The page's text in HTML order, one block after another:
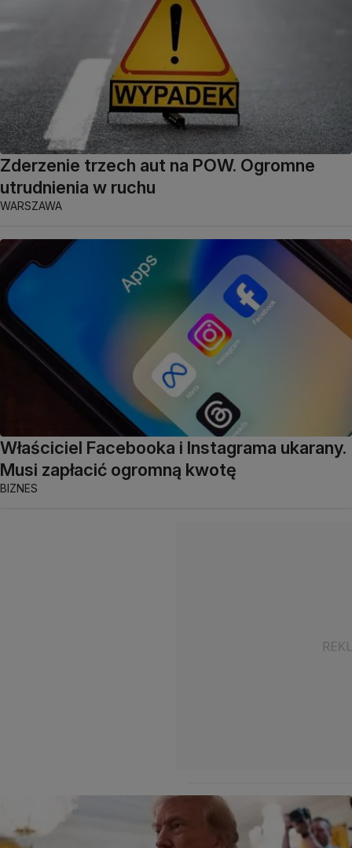
Zderzenie trzech aut na POW. Ogromne
utrudnienia w ruchu
WARSZAWA
Właściciel Facebooka i Instagrama ukarany.
Musi zapłacić ogromną kwotę
BIZNES